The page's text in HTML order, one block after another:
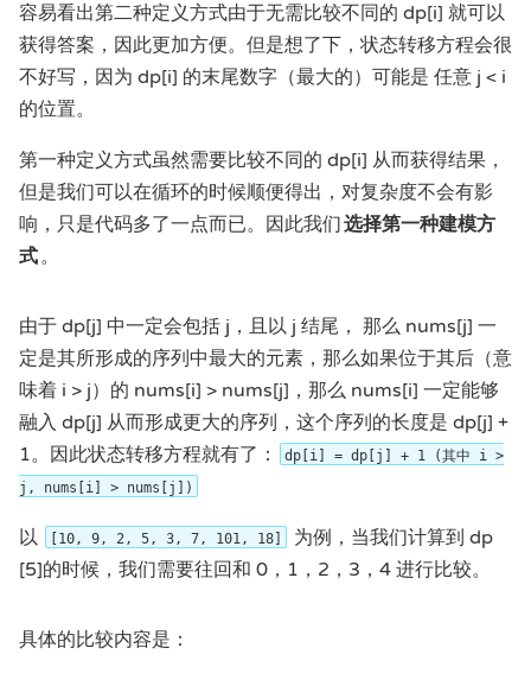
容易看出第二种定义方式由于无需比较不同的 dp[i] 就可以
获得答案，因此更加方便。但是想了下，状态转移方程会很
不好写，因为 dp[i] 的末尾数字（最大的）可能是 任意 j < i
的位置。
第一种定义方式虽然需要比较不同的 dp[i] 从而获得结果，
但是我们可以在循环的时候顺便得出，对复杂度不会有影
响，只是代码多了一点而已。因此我们选择第一种建模方
式。
由于 dp[j] 中一定会包括 j，且以 j 结尾， 那么 nums[j] 一
定是其所形成的序列中最大的元素，那么如果位于其后（意
味着 i > j）的 nums[i] > nums[j]，那么 nums[i] 一定能够
融入 dp[j] 从而形成更大的序列，这个序列的长度是 dp[j] +
1。因此状态转移方程就有了：
dp[i] = dp[j] + 1 (其中 i >
j, nums[i] > nums[j])
以 [10, 9, 2, 5, 3, 7, 101, 18]
为例，当我们计算到 dp
[5]的时候，我们需要往回和 0，1，2，3，4 进行比较。
具体的比较内容是：